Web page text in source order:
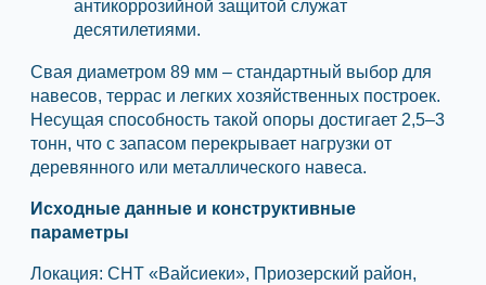
антикоррозийной защитой служат
десятилетиями.
Свая диаметром 89 мм – стандартный выбор для
навесов, террас и легких хозяйственных построек.
Несущая способность такой опоры достигает 2,5–3
тонн, что с запасом перекрывает нагрузки от
деревянного или металлического навеса.
Исходные данные и конструктивные
параметры
Локация: СНТ «Вайсиеки», Приозерский район,